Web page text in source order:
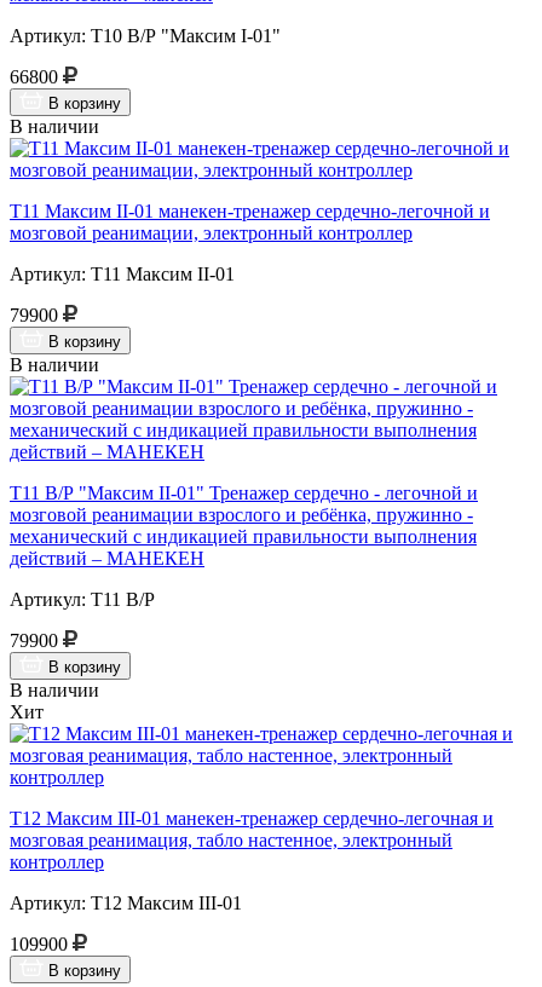
Артикул: Т10 В/Р "Максим I-01"
66800
В корзину
В наличии
Т11 Максим II-01 манекен-тренажер сердечно-легочной и
мозговой реанимации, электронный контроллер
Артикул: Т11 Максим II-01
79900
В корзину
В наличии
Т11 В/Р "Максим II-01" Тренажер сердечно - легочной и
мозговой реанимации взрослого и ребёнка, пружинно -
механический с индикацией правильности выполнения
действий – МАНЕКЕН
Артикул: Т11 В/Р
79900
В корзину
В наличии
Хит
Т12 Максим III-01 манекен-тренажер сердечно-легочная и
мозговая реанимация, табло настенное, электронный
контроллер
Артикул: Т12 Максим III-01
109900
В корзину